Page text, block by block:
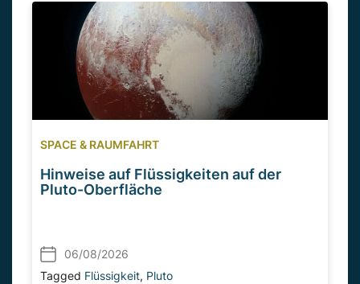
SPACE & RAUMFAHRT
Hinweise auf Flüssigkeiten auf der
Pluto-Oberfläche
06/08/2026
Tagged Flüssigkeit, Pluto